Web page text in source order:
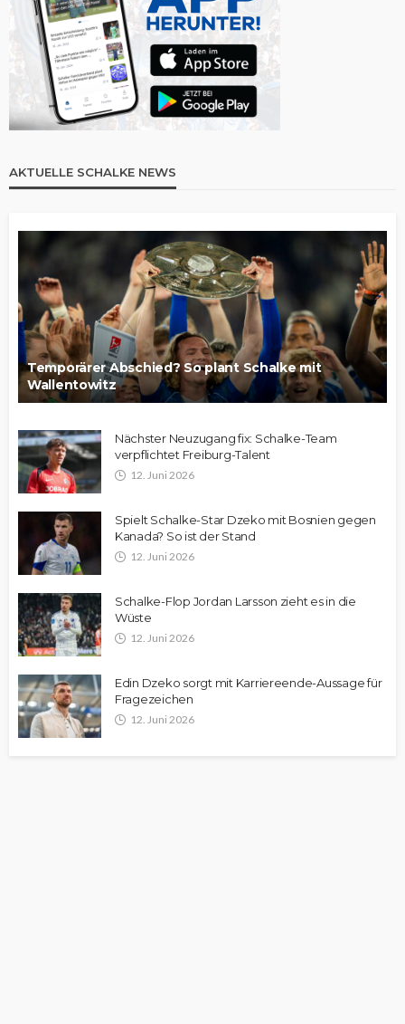
AKTUELLE SCHALKE NEWS
Temporärer Abschied? So plant Schalke mit
Wallentowitz
Nächster Neuzugang fix: Schalke-Team
verpflichtet Freiburg-Talent
12. Juni 2026
Spielt Schalke-Star Dzeko mit Bosnien gegen
Kanada? So ist der Stand
12. Juni 2026
Schalke-Flop Jordan Larsson zieht es in die
Wüste
12. Juni 2026
Edin Dzeko sorgt mit Karriereende-Aussage für
Fragezeichen
12. Juni 2026